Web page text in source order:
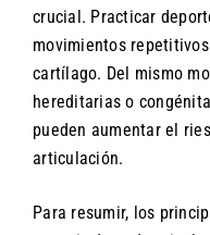
crucial. Practicar
movimientos
cartílago. Del mismo
hereditarias o
pueden aumentar el
articulación.
Para resumir, los